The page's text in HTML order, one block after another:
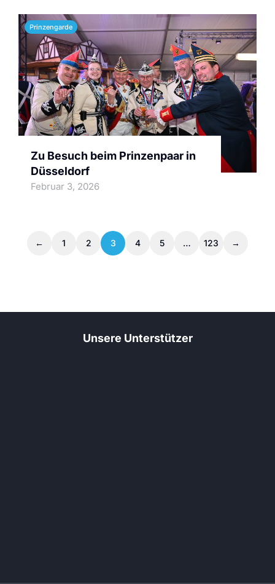
Prinzengarde
Zu Besuch beim Prinzenpaar in
Düsseldorf
Februar 3, 2026
← 1 2 3 4 5 … 123 →
Unsere Unterstützer